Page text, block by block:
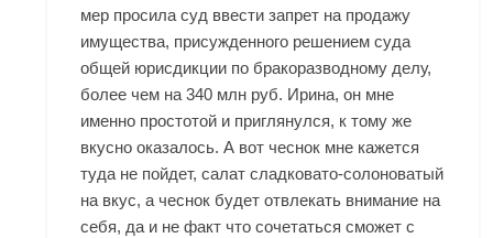
мер просила суд ввести запрет на продажу
имущества, присужденного решением суда
общей юрисдикции по бракоразводному делу,
более чем на 340 млн руб. Ирина, он мне
именно простотой и приглянулся, к тому же
вкусно оказалось. А вот чеснок мне кажется
туда не пойдет, салат сладковато-солоноватый
на вкус, а чеснок будет отвлекать внимание на
себя, да и не факт что сочетаться сможет с